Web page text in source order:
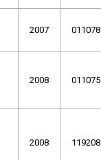
2007 011078
2008 011075
2008 119208